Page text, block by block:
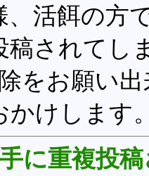
、活餌の方
稿されてし
をお願い
かけします
に重複投